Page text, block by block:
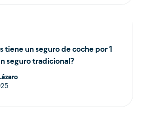
tiene un seguro de coche por 1
seguro tradicional?